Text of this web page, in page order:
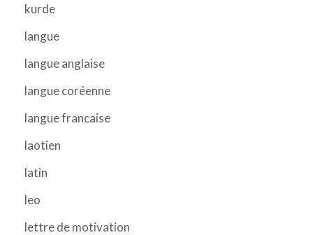
kurde
langue
langue anglaise
langue coréenne
langue francaise
laotien
latin
leo
lettre de motivation